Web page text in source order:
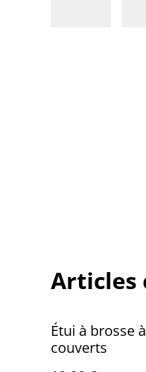
Articles
Étui à brosse
couverts